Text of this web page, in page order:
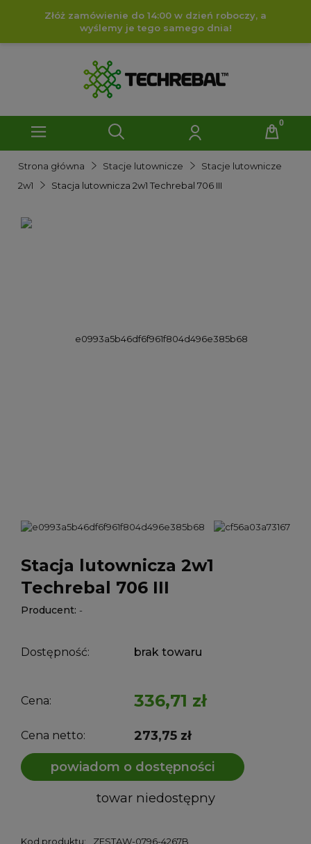
Złóż zamówienie do 14:00 w dzień roboczy, a
wyślemy je tego samego dnia!
Strona główna Stacje lutownicze
Stacje lutownicze
2w1
Stacja lutownicza 2w1 Techrebal 706 III
Stacja lutownicza 2w1
Techrebal 706 III
Producent: -
Dostępność: brak towaru
Cena: 336,71 zł
Cena netto: 273,75 zł
powiadom o dostępności
towar niedostępny
Kod produktu: ZESTAW-0796-4267B